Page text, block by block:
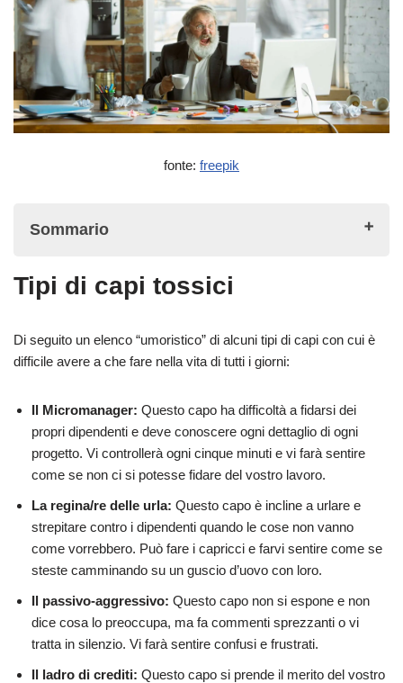
fonte: freepik
Sommario
Tipi di capi tossici
Capire il capo difficile
Concentratevi sulle soluzioni, non sui problemi
Cercare aiuto e supporto
Paure
4 strategie per affrontare un capo tossico
1. Lavorare in modo impeccabile
3. Essere razionali
4. Dare un feedback al capo
Tipi di capi tossici
Di seguito un elenco “umoristico” di alcuni tipi di capi con cui è
difficile avere a che fare nella vita di tutti i giorni:
Il Micromanager: Questo capo ha difficoltà a fidarsi dei
propri dipendenti e deve conoscere ogni dettaglio di ogni
progetto. Vi controllerà ogni cinque minuti e vi farà sentire
come se non ci si potesse fidare del vostro lavoro.
La regina/re delle urla: Questo capo è incline a urlare e
strepitare contro i dipendenti quando le cose non vanno
come vorrebbero. Può fare i capricci e farvi sentire come se
steste camminando su un guscio d’uovo con loro.
Il passivo-aggressivo: Questo capo non si espone e non
dice cosa lo preoccupa, ma fa commenti sprezzanti o vi
tratta in silenzio. Vi farà sentire confusi e frustrati.
Il ladro di crediti: Questo capo si prende il merito del vostro